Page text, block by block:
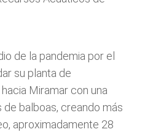
de la pandemia por el
su planta de
Miramar con una
de balboas, creando más
aproximadamente 28